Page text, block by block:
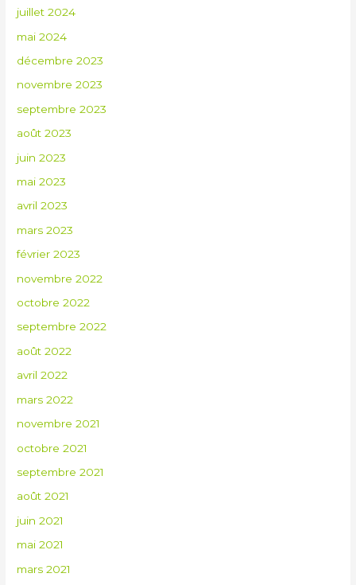
juillet 2024
mai 2024
décembre 2023
novembre 2023
septembre 2023
août 2023
juin 2023
mai 2023
avril 2023
mars 2023
février 2023
novembre 2022
octobre 2022
septembre 2022
août 2022
avril 2022
mars 2022
novembre 2021
octobre 2021
septembre 2021
août 2021
juin 2021
mai 2021
mars 2021